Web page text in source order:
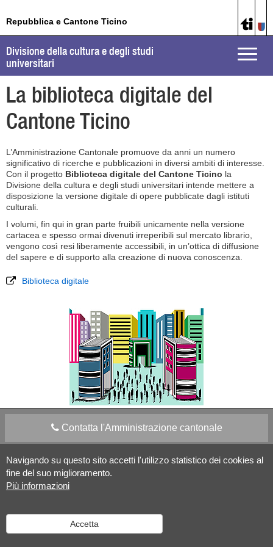
Navigando su questo sito accetti l'utilizzo statistico dei cookies al
fine del suo miglioramento.
Più informazioni
Accetta
Repubblica e Cantone Ticino
Toggle
Divisione della cultura e degli studi
universitari
La biblioteca digitale del
Cantone Ticino
L’Amministrazione Cantonale promuove da anni un numero
significativo di ricerche e pubblicazioni in diversi ambiti di interesse.
Con il progetto Biblioteca digitale del Cantone Ticino la
Divisione della cultura e degli studi universitari intende mettere a
disposizione la versione digitale di opere pubblicate dagli istituti
culturali.
I volumi, fin qui in gran parte fruibili unicamente nella versione
cartacea e spesso ormai divenuti irreperibili sul mercato librario,
vengono così resi liberamente accessibili, in un’ottica di diffusione
del sapere e di supporto alla creazione di nuova conoscenza.
Biblioteca digitale
Contatta l'Amministrazione cantonale
Apps Mobile Social media
Versione desktop